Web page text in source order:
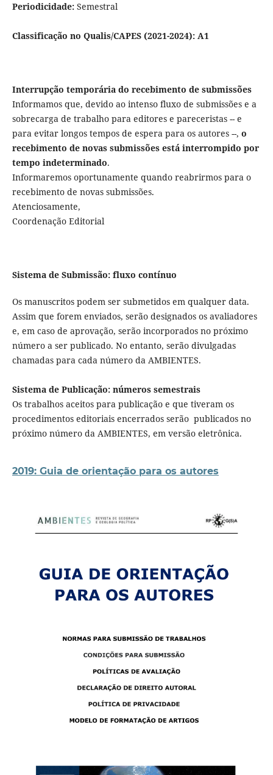
Periodicidade: Semestral
Classificação no Qualis/CAPES (2021-2024): A1
Interrupção temporária do recebimento de submissões
Informamos que, devido ao intenso fluxo de submissões e a
sobrecarga de trabalho para editores e pareceristas -- e
para evitar longos tempos de espera para os autores --, o
recebimento de novas submissões está interrompido por
tempo indeterminado.
Informaremos oportunamente quando reabrirmos para o
recebimento de novas submissões.
Atenciosamente,
Coordenação Editorial
Sistema de Submissão: fluxo contínuo
Os manuscritos podem ser submetidos em qualquer data.
Assim que forem enviados, serão designados os avaliadores
e, em caso de aprovação, serão incorporados no próximo
número a ser publicado. No entanto, serão divulgadas
chamadas para cada número da AMBIENTES.
Sistema de Publicação: números semestrais
Os trabalhos aceitos para publicação e que tiveram os
procedimentos editoriais encerrados serão publicados no
próximo número da AMBIENTES, em versão eletrônica.
2019: Guia de orientação para os autores